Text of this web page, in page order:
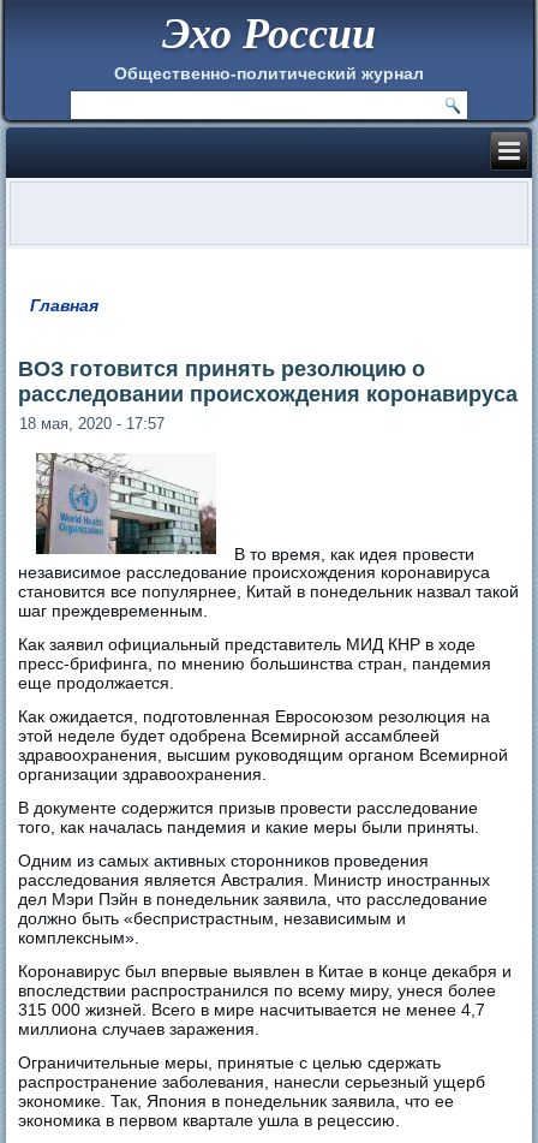
Эхо России
Общественно-политический журнал
Главная
ВОЗ готовится принять резолюцию о
расследовании происхождения коронавируса
18 мая, 2020 - 17:57
В то время, как идея провести
независимое расследование происхождения коронавируса
становится все популярнее, Китай в понедельник назвал такой
шаг преждевременным.
Как заявил официальный представитель МИД КНР в ходе
пресс-брифинга, по мнению большинства стран, пандемия
еще продолжается.
Как ожидается, подготовленная Евросоюзом резолюция на
этой неделе будет одобрена Всемирной ассамблеей
здравоохранения, высшим руководящим органом Всемирной
организации здравоохранения.
В документе содержится призыв провести расследование
того, как началась пандемия и какие меры были приняты.
Одним из самых активных сторонников проведения
расследования является Австралия. Министр иностранных
дел Мэри Пэйн в понедельник заявила, что расследование
должно быть «беспристрастным, независимым и
комплексным».
Коронавирус был впервые выявлен в Китае в конце декабря и
впоследствии распространился по всему миру, унеся более
315 000 жизней. Всего в мире насчитывается не менее 4,7
миллиона случаев заражения.
Ограничительные меры, принятые с целью сдержать
распространение заболевания, нанесли серьезный ущерб
экономике. Так, Япония в понедельник заявила, что ее
экономика в первом квартале ушла в рецессию.